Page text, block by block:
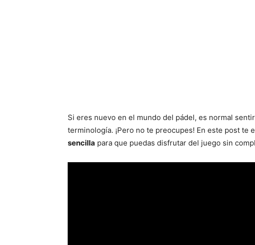
Si eres nuevo en el mundo del pádel, es normal
terminología. ¡Pero no te preocupes! En este post te
sencilla para que puedas disfrutar del juego sin